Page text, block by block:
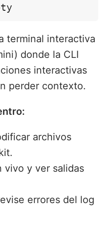
terminal interactiva
donde la CLI
interactivas
perder contexto.
archivos
vivo y ver salidas
errores del log